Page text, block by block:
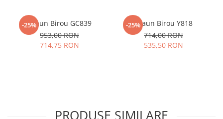
-25%
Scaun Birou GC839
953,00 RON
714,75 RON
-25%Scaun Birou Y818
714,00 RON
535,50 RON
PRODUSE SIMILARE